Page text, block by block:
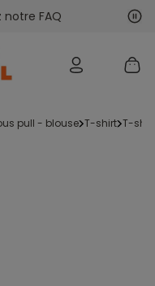
notre FAQ
pull - blouse t-shirt t-